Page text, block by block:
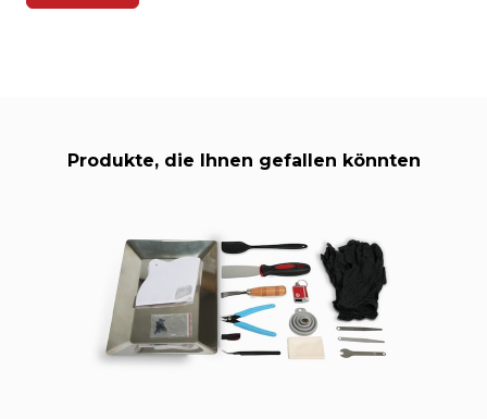
Produkte, die Ihnen gefallen könnten